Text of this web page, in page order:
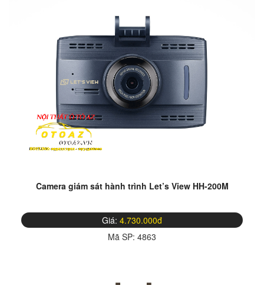
Camera giám sát hành trình Let’s View HH-200M
Giá: 4.730.000đ
Mã SP: 4863